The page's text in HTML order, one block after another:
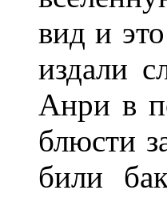
вид и
издали
Анри в
блюсти
били